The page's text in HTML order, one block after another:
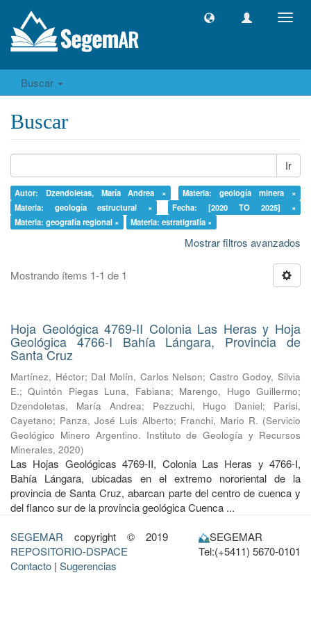
Buscar
Buscar
Ir
Autor: Dzendoletas, María Andrea ×
Materia: geología minera ×
Materia: geología estructural ×
Fecha: [2020 TO 2025] ×
Materia: geografía regional ×
Materia: estratigrafía ×
Mostrar filtros avanzados
Mostrando ítems 1-1 de 1
Hoja Geológica 4769-II Colonia Las Heras y Hoja
Geológica 4766-I Bahía Lángara, Provincia de
Santa Cruz
Martínez, Héctor; Dal Molín, Carlos Nelson; Castro Godoy, Silvia
E.;Quintón Piegas Luna, Fabiana; Marengo, Hugo Guillermo;
Dzendoletas, María Andrea; Pezzuchi, Hugo Daniel; Parisi,
Cayetano; Panza, José Luis Alberto; Franchi, Mario R. (Servicio
Geológico Minero Argentino. Instituto de Geología y Recursos
Minerales, 2020)
Las Hojas Geológicas 4769-II, Colonia Las Heras y 4766-I,
Bahía Lángara, ubicadas en el extremo nororiental de la
provincia de Santa Cruz, abarcan parte del centro de cuenca y
del flanco sur de la provincia geológica Cuenca ...
SEGEMAR copyright © 2019
REPOSITORIO-DSPACE
Contacto | Sugerencias
SEGEMAR
Tel:(+5411) 5670-0101